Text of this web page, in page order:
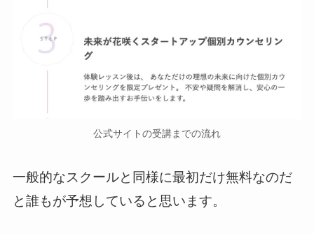
公式サイトの受講までの流れ
一般的なスクールと同様に最初だけ無料なのだ
と誰もが予想していると思います。